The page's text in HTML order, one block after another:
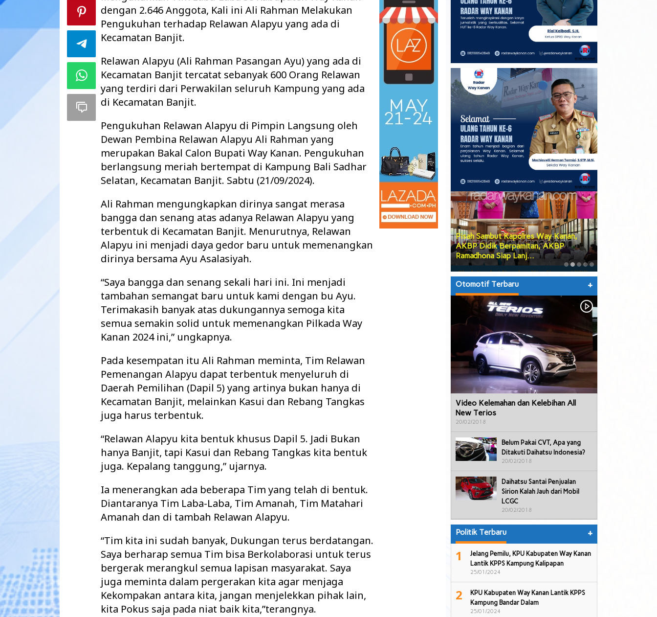
dengan 2.646 Anggota, Kali ini Ali Rahman Melakukan
Pengukuhan terhadap Relawan Alapyu yang ada di
Kecamatan Banjit.
Relawan Alapyu (Ali Rahman Pasangan Ayu) yang ada di
Kecamatan Banjit tercatat sebanyak 600 Orang Relawan
yang terdiri dari Perwakilan seluruh Kampung yang ada
di Kecamatan Banjit.
Pengukuhan Relawan Alapyu di Pimpin Langsung oleh
Dewan Pembina Relawan Alapyu Ali Rahman yang
merupakan Bakal Calon Bupati Way Kanan. Pengukuhan
berlangsung meriah bertempat di Kampung Bali Sadhar
Selatan, Kecamatan Banjit. Sabtu (21/09/2024).
Ali Rahman mengungkapkan dirinya sangat merasa
bangga dan senang atas adanya Relawan Alapyu yang
terbentuk di Kecamatan Banjit. Menurutnya, Relawan
Alapyu ini menjadi daya gedor baru untuk memenangkan
dirinya bersama Ayu Asalasiyah.
“Saya bangga dan senang sekali hari ini. Ini menjadi
tambahan semangat baru untuk kami dengan bu Ayu.
Terimakasih banyak atas dukungannya semoga kita
semua semakin solid untuk memenangkan Pilkada Way
Kanan 2024 ini,” ungkapnya.
Pada kesempatan itu Ali Rahman meminta, Tim Relawan
Pemenangan Alapyu dapat terbentuk menyeluruh di
Daerah Pemilihan (Dapil 5) yang artinya bukan hanya di
Kecamatan Banjit, melainkan Kasui dan Rebang Tangkas
juga harus terbentuk.
“Relawan Alapyu kita bentuk khusus Dapil 5. Jadi Bukan
hanya Banjit, tapi Kasui dan Rebang Tangkas kita bentuk
juga. Kepalang tanggung,” ujarnya.
Ia menerangkan ada beberapa Tim yang telah di bentuk.
Diantaranya Tim Laba-Laba, Tim Amanah, Tim Matahari
Amanah dan di tambah Relawan Alapyu.
“Tim kita ini sudah banyak, Dukungan terus berdatangan.
Saya berharap semua Tim bisa Berkolaborasi untuk terus
bergerak merangkul semua lapisan masyarakat. Saya
juga meminta dalam pergerakan kita agar menjaga
Kekompakan antara kita, jangan menjelekkan pihak lain,
kita Pokus saja pada niat baik kita,”terangnya.
Pemkab Way Kanan Tuntaskan Tiga
Agenda Strategis Sekaligus, APBD
2027 Disahkan d…
Warga 2 Kecamatan Pertanyakan
Keberadaan Kabel Wifi yang diduga
Pisah Sambut Kapolres Way Kanan,
AKBP Didik Berpamitan, AKBP
Ramadhona Siap Lanj…
Otomotif Terbaru +
Video Kelemahan dan Kelebihan All
New Terios
20/02/2018
Belum Pakai CVT, Apa yang
Ditakuti Daihatsu Indonesia?
20/02/2018
Daihatsu Santai Penjualan
Sirion Kalah Jauh dari Mobil
LCGC
20/02/2018
Politik Terbaru +
1
Jelang Pemilu, KPU Kabupaten Way Kanan
Lantik KPPS Kampung Kalipapan
25/01/2024
2
KPU Kabupaten Way Kanan Lantik KPPS
Kampung Bandar Dalam
25/01/2024